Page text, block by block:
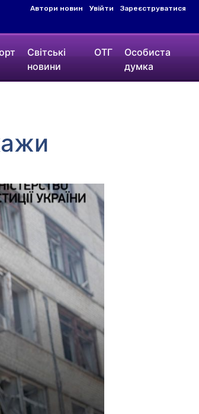
Автори новин Увійти Зареєструватися
Світські
новини
ОТГ
Особиста
думка